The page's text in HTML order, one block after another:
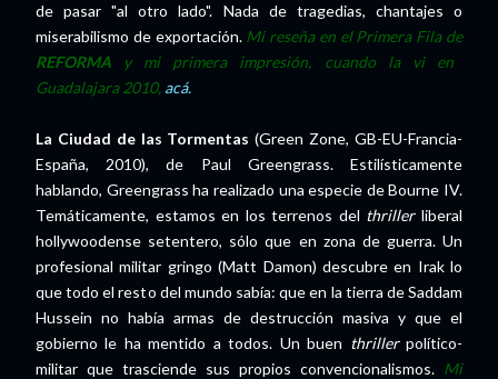
de pasar "al otro lado". Nada de tragedias, chantajes o
miserabilismo de exportación. Mi reseña en el Primera Fila de
REFORMA
y mi primera impresión, cuando la vi en
Guadalajara 2010, acá.
La Ciudad de las Tormentas (Green Zone, GB-EU-Francia-
España, 2010), de Paul Greengrass. Estilísticamente
hablando, Greengrass ha realizado una especie de Bourne IV.
Temáticamente, estamos en los terrenos del thrillerliberal
hollywoodense setentero, sólo que en zona de guerra. Un
profesional militar gringo (Matt Damon) descubre en Irak lo
que todo el resto del mundo sabía: que en la tierra de Saddam
Hussein no había armas de destrucción masiva y que el
gobierno le ha mentido a todos. Un buen thrillerpolítico-
militar que trasciende sus propios convencionalismos. Mi